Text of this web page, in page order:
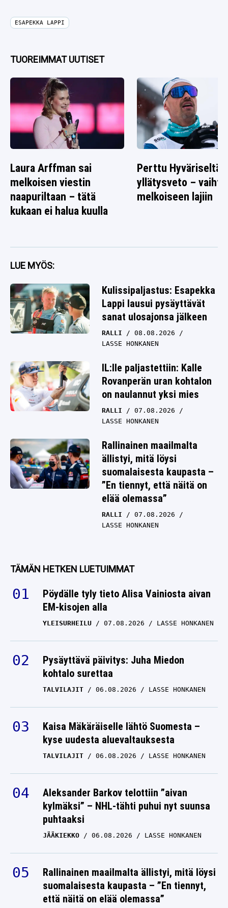
ESAPEKKA LAPPI
TUOREIMMAT UUTISET
Laura Arffman sai
melkoisen viestin
naapuriltaan – tätä
kukaan ei halua kuulla
Perttu Hyväriseltä
yllätysveto –
melkoiseen lajiin
LUE MYÖS:
Kulissipaljastus: Esapekka
Lappi lausui pysäyttävät
sanat ulosajonsa jälkeen
RALLI
08.08.2026
LASSE HONKANEN
IL:lle paljastettiin: Kalle
Rovanperän uran kohtalon
on naulannut yksi mies
RALLI
07.08.2026
LASSE HONKANEN
Rallinainen maailmalta
ällistyi, mitä löysi
suomalaisesta kaupasta –
”En tiennyt, että näitä on
elää olemassa”
RALLI
07.08.2026
LASSE HONKANEN
TÄMÄN HETKEN LUETUIMMAT
Pöydälle tyly tieto Alisa Vainiosta aivan
EM-kisojen alla
YLEISURHEILU 07.08.2026 LASSE HONKANEN
Pysäyttävä päivitys: Juha Miedon
kohtalo surettaa
TALVILAJIT 06.08.2026 LASSE HONKANEN
Kaisa Mäkäräiselle lähtö Suomesta –
kyse uudesta aluevaltauksesta
TALVILAJIT 06.08.2026 LASSE HONKANEN
Aleksander Barkov telottiin ”aivan
kylmäksi” – NHL-tähti puhui nyt suunsa
puhtaaksi
JÄÄKIEKKO 06.08.2026 LASSE HONKANEN
Rallinainen maailmalta ällistyi, mitä löysi
suomalaisesta kaupasta – ”En tiennyt,
että näitä on elää olemassa”